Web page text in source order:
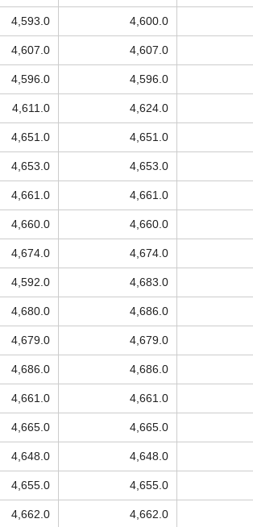
4,593.0 4,600.0
4,607.0 4,607.0
4,596.0 4,596.0
4,611.0 4,624.0
4,651.0 4,651.0
4,653.0 4,653.0
4,661.0 4,661.0
4,660.0 4,660.0
4,674.0 4,674.0
4,592.0 4,683.0
4,680.0 4,686.0
4,679.0 4,679.0
4,686.0 4,686.0
4,661.0 4,661.0
4,665.0 4,665.0
4,648.0 4,648.0
4,655.0 4,655.0
4,662.0 4,662.0